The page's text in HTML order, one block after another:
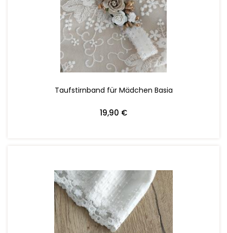
Taufstirnband für Mädchen Basia
19,90 €
ZUM WARENKORB HINZUFÜGEN